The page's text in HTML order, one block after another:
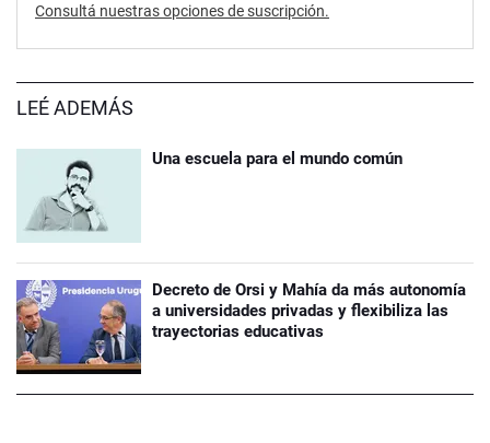
Consultá nuestras opciones de suscripción.
LEÉ ADEMÁS
Una escuela para el mundo común
Decreto de Orsi y Mahía da más autonomía
a universidades privadas y flexibiliza las
trayectorias educativas